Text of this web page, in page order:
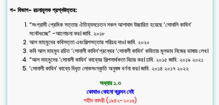
গ- বিভাগ- রচনামূলক প্রশ্নউত্তর:
“সংগ্রামী প্রেমিক সত্তার ঐতিহ্যসচেতন সকল আশাবাদ উচ্চারিত হয়েছে ‘সোনালি কাবিন’
সনেটগুচ্ছে” -আলোচনা কর। জাবি. ২০১৮
আল মাহমুদের কবিসত্তা এবংশিল্পসত্তার পরিচয় দাও। জাবি. ২০২০
কবি আল মাহমুদ রচিত ‘সোনালী কাবিন’গ্রন্থের ‘সোনালী কাবিন’ কবিতার মূলভাব নিজের ভাষায় লেখ।
“আল মাহমুদের ‘সোনালী কাবিন’ কাব্যের শিল্পসার্থকতা বিচার কর। ঢাবি. ২০১৫ জাবি. ২০১৯ ২০২১
‘সোনালী কাবিন’ কাব্যে বিধৃত লোকসংস্কৃতি অনুষঙ্গ বর্ণনা কর। জাবি. ২০১৪ ২০১৭ ২০২২
অধ্যায় ১.৩
কোথাও কোনো ক্রন্দন নেই
শহীদ কাদরী (১৯৪২-২০১৬)